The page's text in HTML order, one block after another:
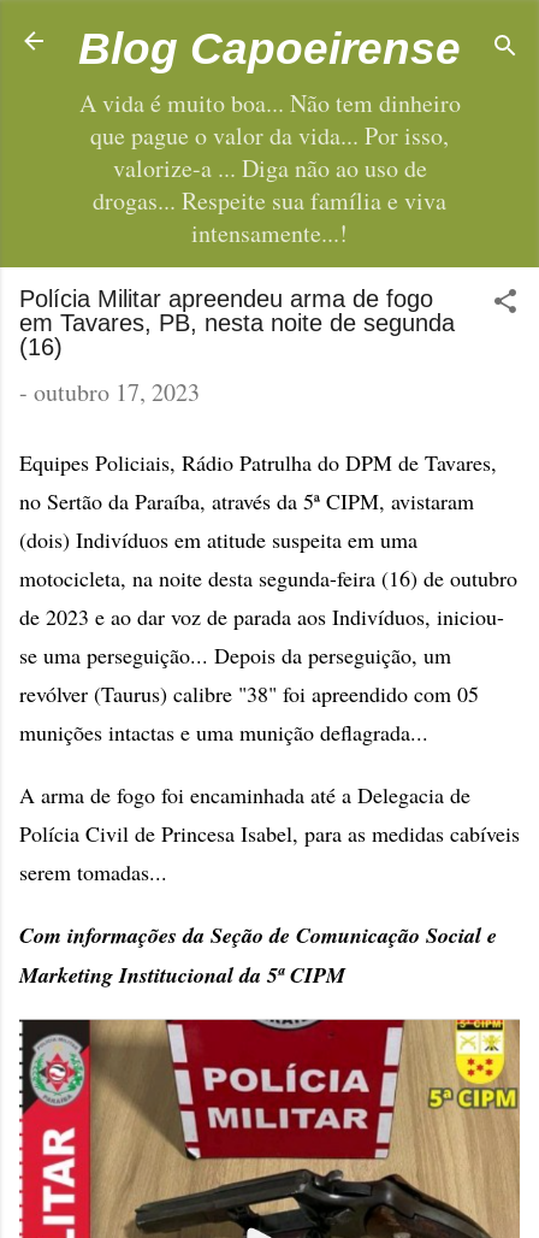
Pular para o conteúdo principal
Blog Capoeirense
A vida é muito boa... Não tem dinheiro
que pague o valor da vida... Por isso,
valorize-a ... Diga não ao uso de
drogas... Respeite sua família e viva
intensamente...!
Polícia Militar apreendeu arma de fogo
em Tavares, PB, nesta noite de segunda
(16)
- outubro 17, 2023
Equipes Policiais, Rádio Patrulha do DPM de Tavares,
no Sertão da Paraíba, através da 5ª CIPM, avistaram
(dois) Indivíduos em atitude suspeita em uma
motocicleta, na noite desta segunda-feira (16) de outubro
de 2023 e ao dar voz de parada aos Indivíduos, iniciou-
se uma perseguição... Depois da perseguição, um
revólver (Taurus) calibre "38" foi apreendido com 05
munições intactas e uma munição deflagrada...
A arma de fogo foi encaminhada até a Delegacia de
Polícia Civil de Princesa Isabel, para as medidas cabíveis
serem tomadas...
Com informações da Seção de Comunicação Social e
Marketing Institucional da 5ª CIPM